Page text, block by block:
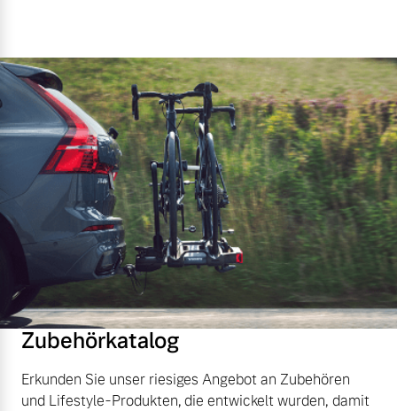
Zubehörkatalog
Erkunden Sie unser riesiges Angebot an Zubehören
und Lifestyle-Produkten, die entwickelt wurden, damit